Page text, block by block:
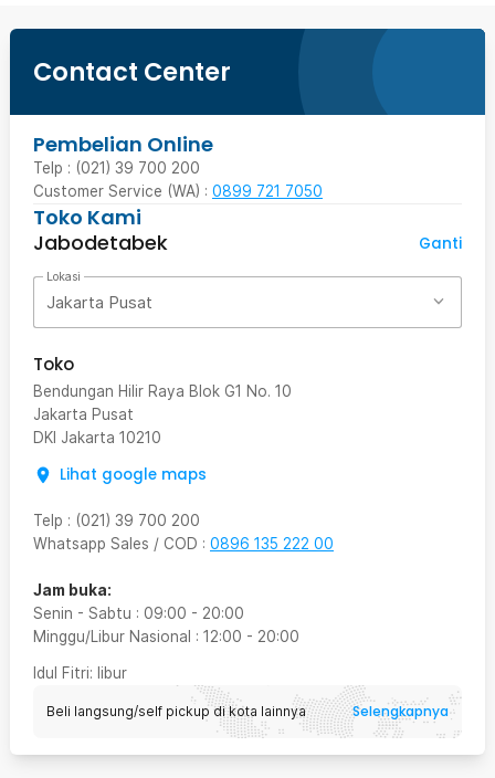
Contact Center
Pembelian Online
Telp : (021) 39 700 200
Customer Service (WA) : 0899 721 7050
Toko Kami
Jabodetabek
Ganti
Lokasi
Jakarta Pusat
Toko
Bendungan Hilir Raya Blok G1 No. 10
Jakarta Pusat
DKI Jakarta 10210
Lihat google maps
Telp : (021) 39 700 200
Whatsapp Sales / COD : 0896 135 222 00
Jam buka:
Senin - Sabtu : 09:00 - 20:00
Minggu/Libur Nasional : 12:00 - 20:00
Idul Fitri: libur
Beli langsung/self pickup di kota lainnya Selengkapnya